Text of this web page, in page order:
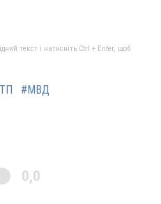
текст і натисніть Ctrl + Enter, щоб
#МВД
0,0